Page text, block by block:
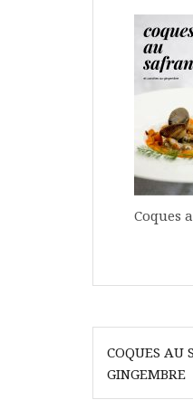
Coques
de
l’article
COQUES AU
GINGEMBRE